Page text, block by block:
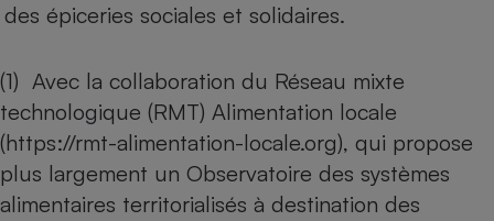
des épiceries sociales et solidaires.
(1) Avec la collaboration du Réseau mixte
technologique (RMT) Alimentation locale
(https://rmt-alimentation-locale.org), qui propose
plus largement un Observatoire des systèmes
alimentaires territorialisés à destination des